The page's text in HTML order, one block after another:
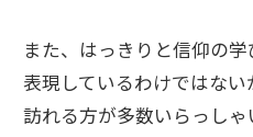
また、はっきりと信仰の
表現しているわけではな
訪れる方が多数いらっし